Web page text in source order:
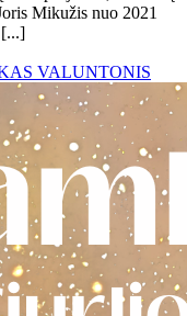
Mikužis nuo 2021
VALUNTONIS